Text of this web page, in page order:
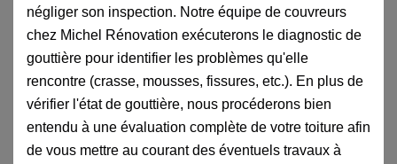
négliger son inspection. Notre équipe de couvreurs
chez Michel Rénovation exécuterons le diagnostic de
gouttière pour identifier les problèmes qu'elle
rencontre (crasse, mousses, fissures, etc.). En plus de
vérifier l'état de gouttière, nous procéderons bien
entendu à une évaluation complète de votre toiture afin
de vous mettre au courant des éventuels travaux à